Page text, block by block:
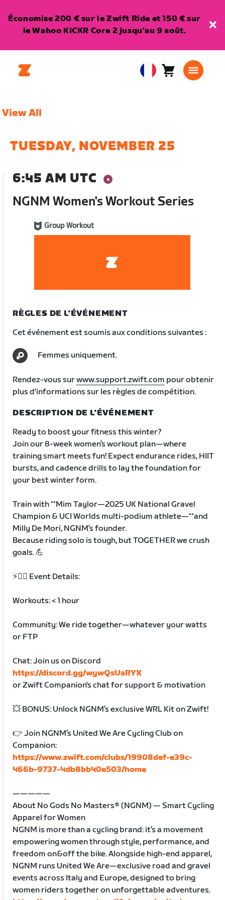
Économise 200 € sur le Zwift Ride et 150 € sur
le Wahoo KICKR Core 2 jusqu'au 9 août.
EuropeanPanier0
View All
TUESDAY, NOVEMBER 25
6:45 AM UTC
NGNM Women's Workout Series
Group Workout
RÈGLES DE L'ÉVÉNEMENT
Cet événement est soumis aux conditions suivantes :
Femmes uniquement.
Rendez-vous surwww.support.zwift.com pour obtenir
plus d'informations sur les règles de compétition.
DESCRIPTION DE L'ÉVÉNEMENT
Ready to boost your fitness this winter?
Join our 8-week women’s workout plan—where
training smart meets fun! Expect endurance rides, HIIT
bursts, and cadence drills to lay the foundation for
your best winter form.
Train with **Mim Taylor—2025 UK National Gravel
Champion & UCI Worlds multi-podium athlete—**and
Milly De Mori, NGNM’s founder.
Because riding solo is tough, but TOGETHER we crush
goals. 💪
⚡️🚴‍♀️ Event Details:
Workouts: < 1 hour
Community: We ride together—whatever your watts
or FTP
Chat: Join us on Discord
https://discord.gg/wywQsUaRYX
or Zwift Companion's chat for support & motivation
💥 BONUS: Unlock NGNM’s exclusive WRL Kit on Zwift!
👉 Join NGNM’s United We Are Cycling Club on
Companion:
https://www.zwift.com/clubs/19908def-e39c-
466b-9737-4db8bb40e503/home
—————
About No Gods No Masters® (NGNM) — Smart Cycling
Apparel for Women
NGNM is more than a cycling brand: it’s a movement
empowering women through style, performance, and
freedom on&off the bike. Alongside high-end apparel,
NGNM runs United We Are—exclusive road and gravel
events across Italy and Europe, designed to bring
women riders together on unforgettable adventures.